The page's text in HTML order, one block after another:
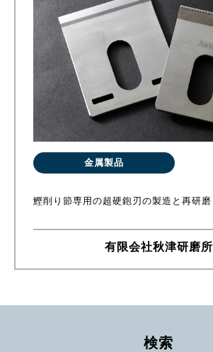
金属製品
鰹削り節専用の超硬鉋刃の製造と再研磨
有限会社秋津研磨所
検索